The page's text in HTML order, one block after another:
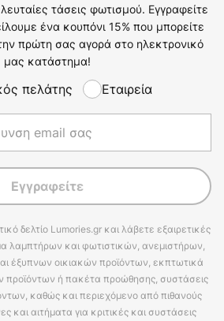
τάσεις φωτισμού. Εγγραφείτε
ένα κουπόνι 15% που μπορείτε
πρώτη σας αγορά στο ηλεκτρονικό
μας κατάστημα!
πελάτης Εταιρεία
Εγγραφείτε
δελτίο Lumories.gr και λάβετε εξαιρετικές
λαμπτήρων και φωτιστικών, ανεμιστήρων,
έξυπνων οικιακών προϊόντων, εκπτωτικά
προϊόντων ή πακέτα προώθησης, συστάσεις
καθώς και περιεχόμενο από πιθανούς
και αιτήματα για κριτικές και συστάσεις